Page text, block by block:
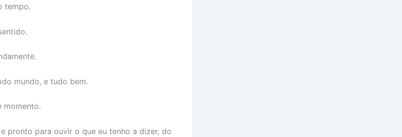
tempo.
mundo, e tudo bem.
momento.
pronto para ouvir o que eu tenho a dizer, do